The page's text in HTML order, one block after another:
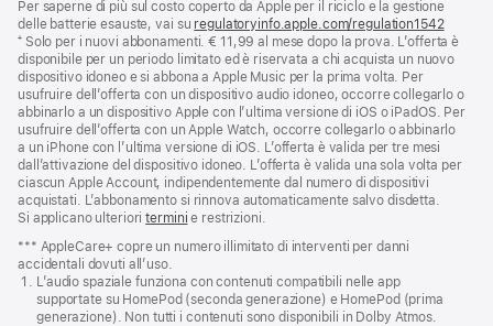
una
nuova
finestra)
Per saperne di più sul costo coperto da Apple per il riciclo e la gestione
delle batterie esauste, vai su regulatoryinfo.apple.com/regulation1542(si
apre
una
⁺ Solo per i nuovi abbonamenti. € 11,99 al mese dopo la prova. L’offerta è
disponibile per un periodo limitato ed è riservata a chi acquista un nuovo
dispositivo idoneo e si abbona a Apple Music per la prima volta. Per
usufruire dell’offerta con un dispositivo audio idoneo, occorre collegarlo o
abbinarlo a un dispositivo Apple con l’ultima versione di iOS o iPadOS. Per
usufruire dell’offerta con un Apple Watch, occorre collegarlo o abbinarlo
a un iPhone con l’ultima versione di iOS. L’offerta è valida per tre mesi
dall’attivazione del dispositivo idoneo. L’offerta è valida una sola volta per
ciascun Apple Account, indipendentemente dal numero di dispositivi
acquistati. L’abbonamento si rinnova automaticamente salvo disdetta.
Si applicano ulterioritermini e restrizioni.
*** AppleCare+ copre un numero illimitato di interventi per danni
accidentali dovuti all’uso.
L’audio spaziale funziona con contenuti compatibili nelle app
supportate su HomePod (seconda generazione) e HomePod (prima
generazione). Non tutti i contenuti sono disponibili in Dolby Atmos.